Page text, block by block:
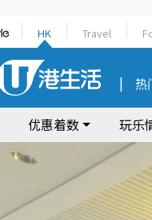
HK Travel
热
优惠着数 玩乐